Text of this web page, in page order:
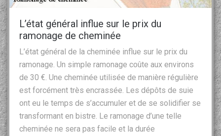
L’état général influe sur le prix du
ramonage de cheminée
L’état général de la cheminée influe sur le prix du
ramonage. Un simple ramonage coûte aux environs
de 30 €. Une cheminée utilisée de manière régulière
est forcément très encrassée. Les dépôts de suie
ont eu le temps de s’accumuler et de se solidifier se
transformant en bistre. Le ramonage d’une telle
cheminée ne sera pas facile et la durée